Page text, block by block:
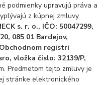
podmienky upravujú práva a
z kúpnej zmluvy
s. r. o., IČO: 50047299,
085 01 Bardejov,
registri
vložka číslo: 32139/P,
Predmetom tejto zmluvy je
stránke elektronického